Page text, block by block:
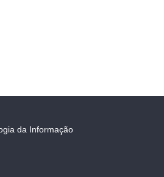
da Informação